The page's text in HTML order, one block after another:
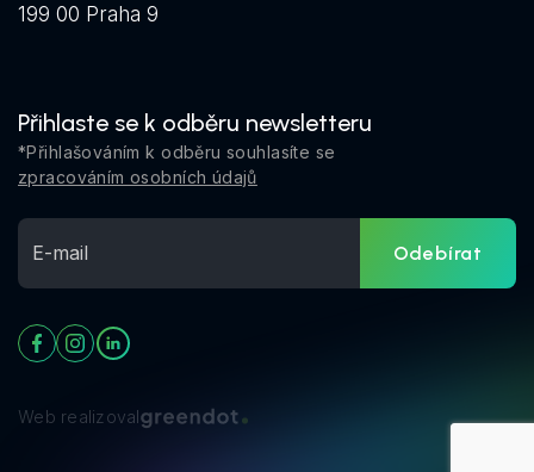
199 00 Praha 9
Přihlaste se k odběru newsletteru
*Přihlašováním k odběru souhlasíte se
zpracováním osobních údajů
Odebírat
Web realizoval